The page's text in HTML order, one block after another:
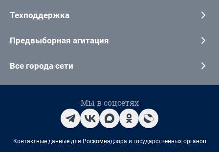
Техподдержка
Предвыборная агитация
Все города сети
Мы в соцсетях
Контактные данные для Роскомнадзора и государственных органов